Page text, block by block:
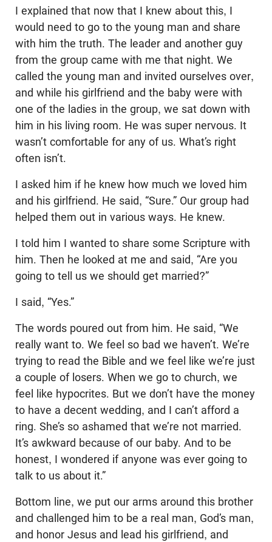
I explained that now that I knew about this, I
would need to go to the young man and share
with him the truth. The leader and another guy
from the group came with me that night. We
called the young man and invited ourselves over,
and while his girlfriend and the baby were with
one of the ladies in the group, we sat down with
him in his living room. He was super nervous. It
wasn’t comfortable for any of us. What’s right
often isn’t.
I asked him if he knew how much we loved him
and his girlfriend. He said, “Sure.” Our group had
helped them out in various ways. He knew.
I told him I wanted to share some Scripture with
him. Then he looked at me and said, “Are you
going to tell us we should get married?”
I said, “Yes.”
The words poured out from him. He said, “We
really want to. We feel so bad we haven’t. We’re
trying to read the Bible and we feel like we’re just
a couple of losers. When we go to church, we
feel like hypocrites. But we don’t have the money
to have a decent wedding, and I can’t afford a
ring. She’s so ashamed that we’re not married.
It’s awkward because of our baby. And to be
honest, I wondered if anyone was ever going to
talk to us about it.”
Bottom line, we put our arms around this brother
and challenged him to be a real man, God’s man,
and honor Jesus and lead his girlfriend, and